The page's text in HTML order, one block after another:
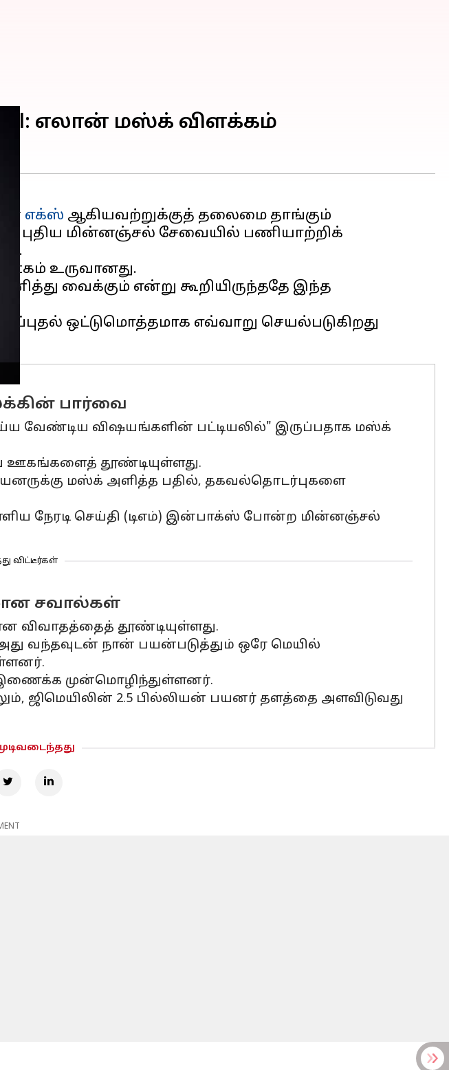
எலான் மஸ்க் விளக்கம்
எக்ஸ் ஆகியவற்றுக்குத் தலைமை தாங்கும்
புதிய மின்னஞ்சல் சேவையில் பணியாற்றிக்
ஊகம் உருவானது.
வைக்கும் என்று கூறியிருந்ததே இந்த
ஒட்டுமொத்தமாக எவ்வாறு செயல்படுகிறது
பார்வை
வேண்டிய விஷயங்களின் பட்டியலில்" இருப்பதாக மஸ்க்
ஊகங்களைத் தூண்டியுள்ளது.
மஸ்க் அளித்த பதில், தகவல்தொடர்புகளை
நேரடி செய்தி (டிஎம்) இன்பாக்ஸ் போன்ற மின்னஞ்சல்
விட்டீர்கள்
சவால்கள்
விவாதத்தைத் தூண்டியுள்ளது.
வந்தவுடன் நான் பயன்படுத்தும் ஒரே மெயில்
இணைக்க முன்மொழிந்துள்ளனர்.
ஜிமெயிலின் 2.5 பில்லியன் பயனர் தளத்தை அளவிடுவது